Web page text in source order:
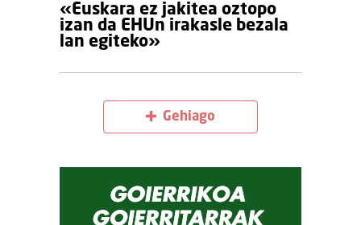
«Euskara ez jakitea oztopo
izan da EHUn irakasle bezala
lan egiteko»
Gehiago